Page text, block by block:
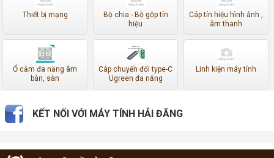
Thiết bị mạng
Bộ chia - Bộ gộp tín
hiệu
Cáp tín hiệu hình ảnh ,
âm thanh
Ổ cắm đa năng âm
bàn, sàn
Cáp chuyển đổi type-C
Ugreen đa năng
Linh kiện máy tính
KẾT NỐI VỚI MÁY TÍNH HẢI ĐĂNG